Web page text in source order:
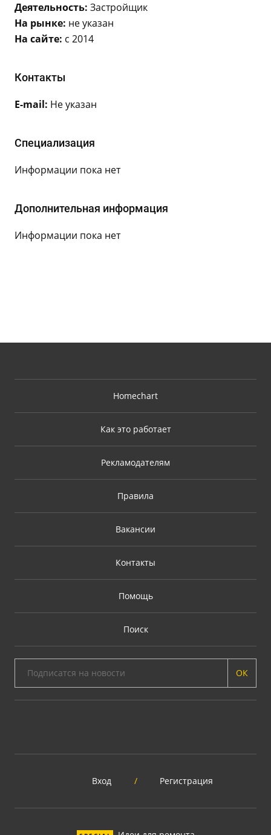
Деятельность: Застройщик
На рынке: не указан
На сайте: с 2014
Контакты
E-mail: Не указан
Специализация
Информации пока нет
Дополнительная информация
Информации пока нет
Homechart
Как это работает
Рекламодателям
Правила
Вакансии
Контакты
Помощь
Поиск
ОК
Вход / Регистрация